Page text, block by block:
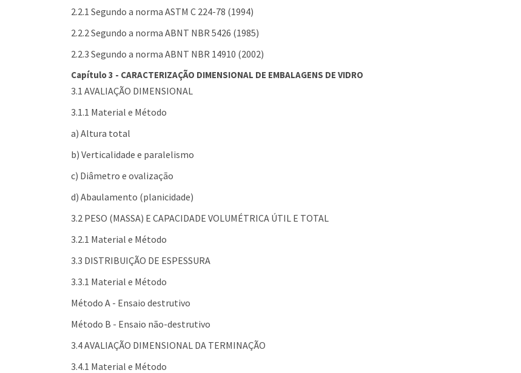
2.2.1 Segundo a norma ASTM C 224-78 (1994)
2.2.2 Segundo a norma ABNT NBR 5426 (1985)
2.2.3 Segundo a norma ABNT NBR 14910 (2002)
Capítulo 3 - CARACTERIZAÇÃO DIMENSIONAL DE EMBALAGENS DE VIDRO
3.1 AVALIAÇÃO DIMENSIONAL
3.1.1 Material e Método
a) Altura total
b) Verticalidade e paralelismo
c) Diâmetro e ovalização
d) Abaulamento (planicidade)
3.2 PESO (MASSA) E CAPACIDADE VOLUMÉTRICA ÚTIL E TOTAL
3.2.1 Material e Método
3.3 DISTRIBUIÇÃO DE ESPESSURA
3.3.1 Material e Método
Método A - Ensaio destrutivo
Método B - Ensaio não-destrutivo
3.4 AVALIAÇÃO DIMENSIONAL DA TERMINAÇÃO
3.4.1 Material e Método